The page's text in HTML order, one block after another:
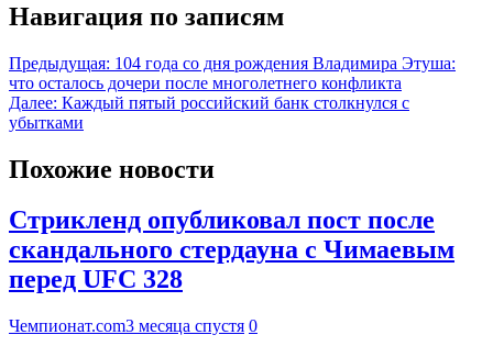
Навигация по записям
Предыдущая: 104 года со дня рождения Владимира Этуша:
что осталось дочери после многолетнего конфликта
Далее: Каждый пятый российский банк столкнулся с
убытками
Похожие новости
Стрикленд опубликовал пост после
скандального стердауна с Чимаевым
перед UFC 328
Чемпионат.com3 месяца спустя 0